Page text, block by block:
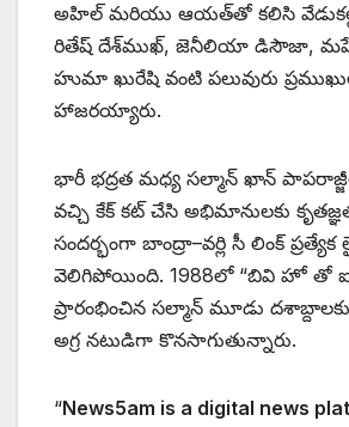
అహిల్ మరియు ఆయత్‌తో కలిసి
రితేష్ దేశ్‌ముఖ్, జెనీలియా డిసౌజా,
హుమా ఖురేషి వంటి పలువురు
హాజరయ్యారు.
భారీ భద్రత మధ్య సల్మాన్ ఖాన్
వచ్చి కేక్ కట్ చేసి అభిమానులకు
సందర్భంగా బాంద్రా–వర్లి సీ లింక్
వెలిగిపోయింది. 1988లో “బివి హో తో
ప్రారంభించిన సల్మాన్ మూడు
అగ్ర నటుడిగా కొనసాగుతున్నారు.
“News5am is a digital news